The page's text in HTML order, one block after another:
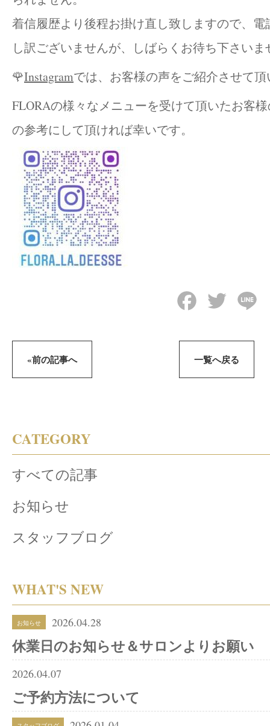
着信履歴より後程お掛け直し致しますので、
し訳ございませんが、しばらくお待ち下さいま
🌹Instagramでは、お客様の声をご紹介させて
FLORAの様々なメニューを受けて頂いたお客
の参考にして頂ければ幸いです。
Facebook Twitter
«前の記事へ 一覧へ戻る
CATEGORY
すべての記事
お知らせ
スタッフブログ
WHAT'S NEW
お知らせ 2026.04.28
休業日のお知らせ＆サロンよりお願い
2026.04.07
ご予約方法について